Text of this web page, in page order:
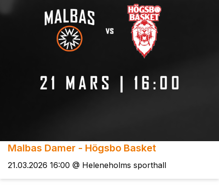
Malbas Damer - Högsbo Basket
21.03.2026 16:00 @ Heleneholms sporthall